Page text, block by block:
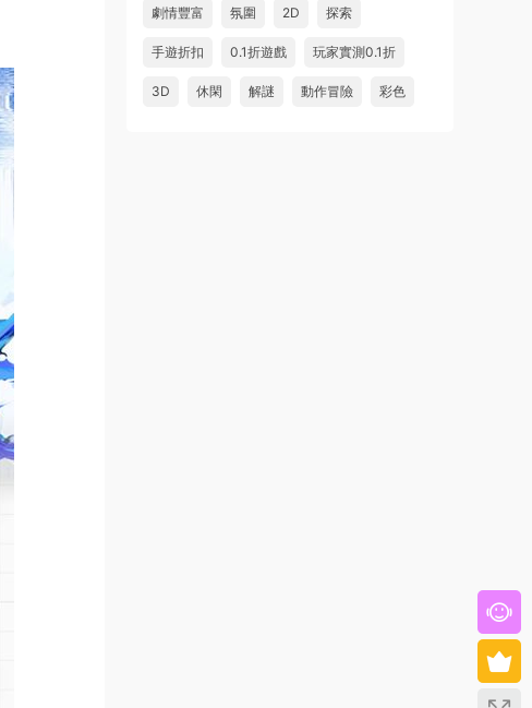
劇情豐富 氛圍 2D 探索
手遊折扣 0.1折遊戲 玩家實測0.1折
3D 休閑 解謎 動作冒險 彩色